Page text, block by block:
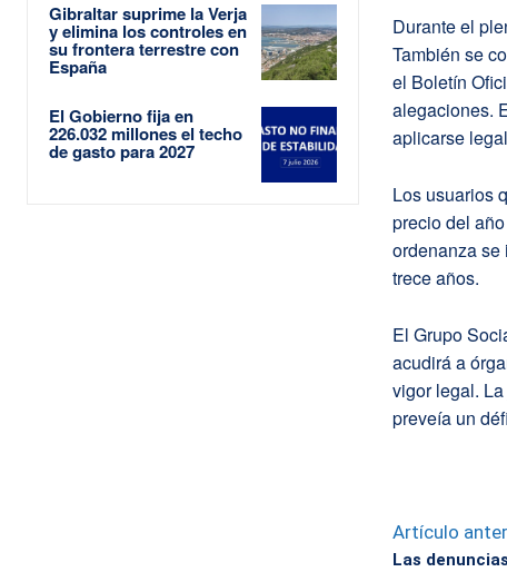
Gibraltar suprime la Verja
y elimina los controles en
su frontera terrestre con
España
El Gobierno fija en
226.032 millones el techo
de gasto para 2027
Durante el
También se
el Boletín
alegaciones.
aplicarse
Los usuarios
precio del
ordenanza se
trece años.
El Grupo
acudirá a
vigor legal.
preveía un
Artículo
Las